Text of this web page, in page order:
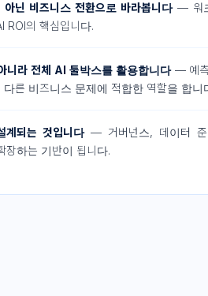
닌 비즈니스 전환으로 바라봅니다— 워
ROI의 핵심입니다.
니라 전체 AI 툴박스를 활용합니다— 예측
른 비즈니스 문제에 적합한 역할을 합니
되는 것입니다— 거버넌스, 데이터 준
장하는 기반이 됩니다.